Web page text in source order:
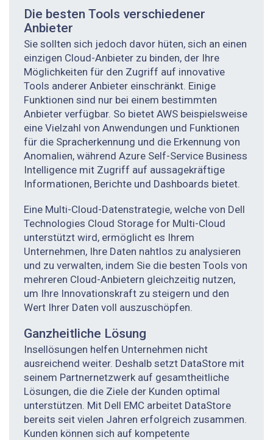
Die besten Tools verschiedener
Anbieter
Sie sollten sich jedoch davor hüten, sich an einen
einzigen Cloud-Anbieter zu binden, der Ihre
Möglichkeiten für den Zugriff auf innovative
Tools anderer Anbieter einschränkt. Einige
Funktionen sind nur bei einem bestimmten
Anbieter verfügbar. So bietet AWS beispielsweise
eine Vielzahl von Anwendungen und Funktionen
für die Sprach­erkennung und die Erkennung von
Anomalien, während Azure Self-Service Business
Intelligence mit Zugriff auf aussagekräftige
Informationen, Berichte und Dashboards bietet.
Eine Multi-Cloud-Datenstrategie, welche von Dell
Technologies Cloud Storage for Multi-Cloud
unterstützt wird, ermöglicht es Ihrem
Unternehmen, Ihre Daten nahtlos zu analysieren
und zu verwalten, indem Sie die besten Tools von
mehreren Cloud-Anbietern gleichzeitig nutzen,
um Ihre Innova­tionskraft zu steigern und den
Wert Ihrer Daten voll auszuschöpfen.
Ganzheitliche Lösung
Insellösungen helfen Unternehmen nicht
ausreichend weiter. Deshalb setzt DataStore mit
seinem Partnernetzwerk auf gesamtheitliche
Lösungen, die die Ziele der Kunden optimal
unterstützen. Mit Dell EMC arbeitet DataStore
bereits seit vielen Jahren erfolgreich zusammen.
Kunden können sich auf kompetente